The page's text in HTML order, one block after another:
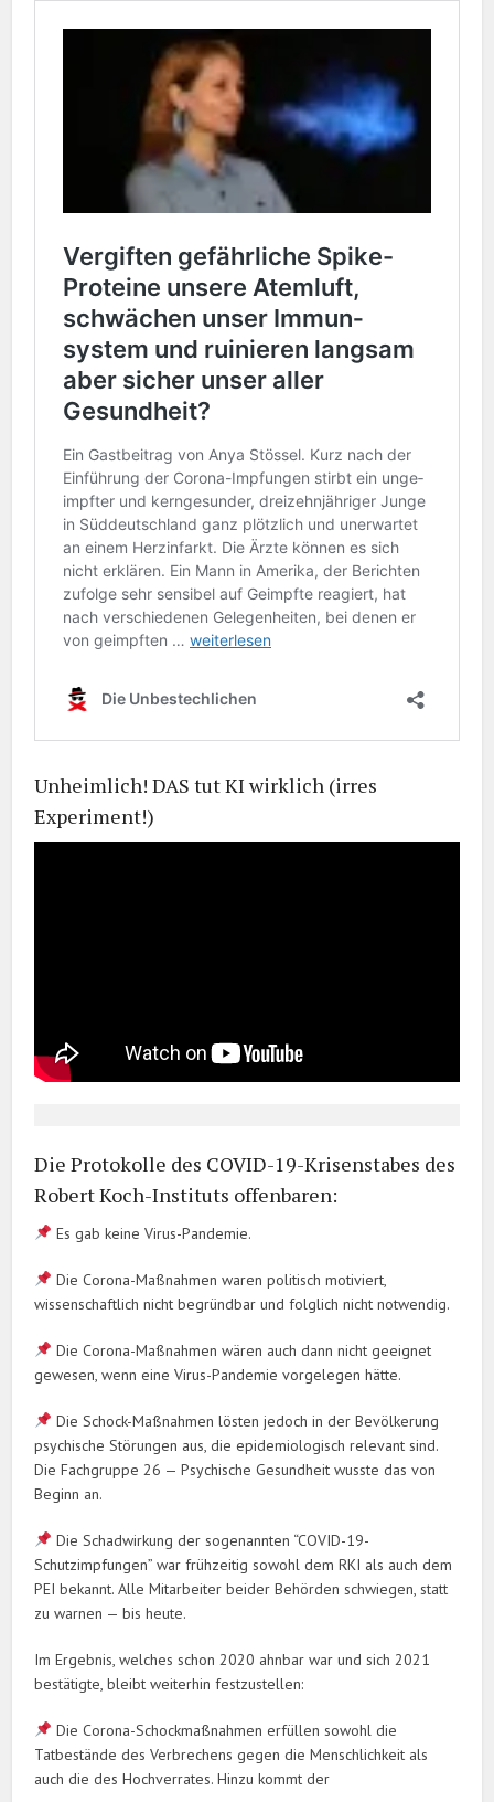
Unheimlich! DAS tut KI wirklich (irres
Experiment!)
Die Protokolle des COVID-19-Krisenstabes des
Robert Koch-Instituts offenbaren:
Es gab keine Virus-Pandemie.
Die Corona-Maßnahmen waren politisch motiviert,
wissenschaftlich nicht begründbar und folglich nicht notwendig.
Die Corona-Maßnahmen wären auch dann nicht geeignet
gewesen, wenn eine Virus-Pandemie vorgelegen hätte.
Die Schock-Maßnahmen lösten jedoch in der Bevölkerung
psychische Störungen aus, die epidemiologisch relevant sind.
Die Fachgruppe 26 — Psychische Gesundheit wusste das von
Beginn an.
Die Schadwirkung der sogenannten “COVID-19-
Schutzimpfungen” war frühzeitig sowohl dem RKI als auch dem
PEI bekannt. Alle Mitarbeiter beider Behörden schwiegen, statt
zu warnen — bis heute.
Im Ergebnis, welches schon 2020 ahnbar war und sich 2021
bestätigte, bleibt weiterhin festzustellen:
Die Corona-Schockmaßnahmen erfüllen sowohl die
Tatbestände des Verbrechens gegen die Menschlichkeit als
auch die des Hochverrates. Hinzu kommt der